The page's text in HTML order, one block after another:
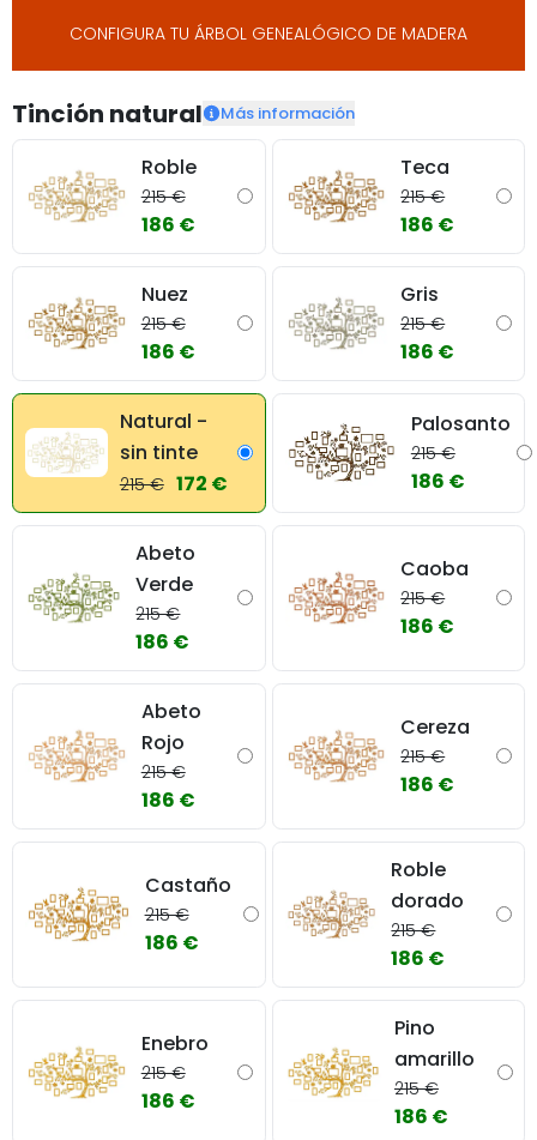
CONFIGURA TU ÁRBOL GENEALÓGICO DE MADERA
Tinción natural Más información
Roble
215 €
186 €
Teca
215 €
186 €
Nuez
215 €
186 €
Gris
215 €
186 €
Natural -
sin tinte
215 € 172 €
Palosanto
215 €
186 €
Abeto
Verde
215 €
186 €
Caoba
215 €
186 €
Abeto
Rojo
215 €
186 €
Cereza
215 €
186 €
Castaño
215 €
186 €
Roble
dorado
215 €
186 €
Enebro
215 €
186 €
Pino
amarillo
215 €
186 €